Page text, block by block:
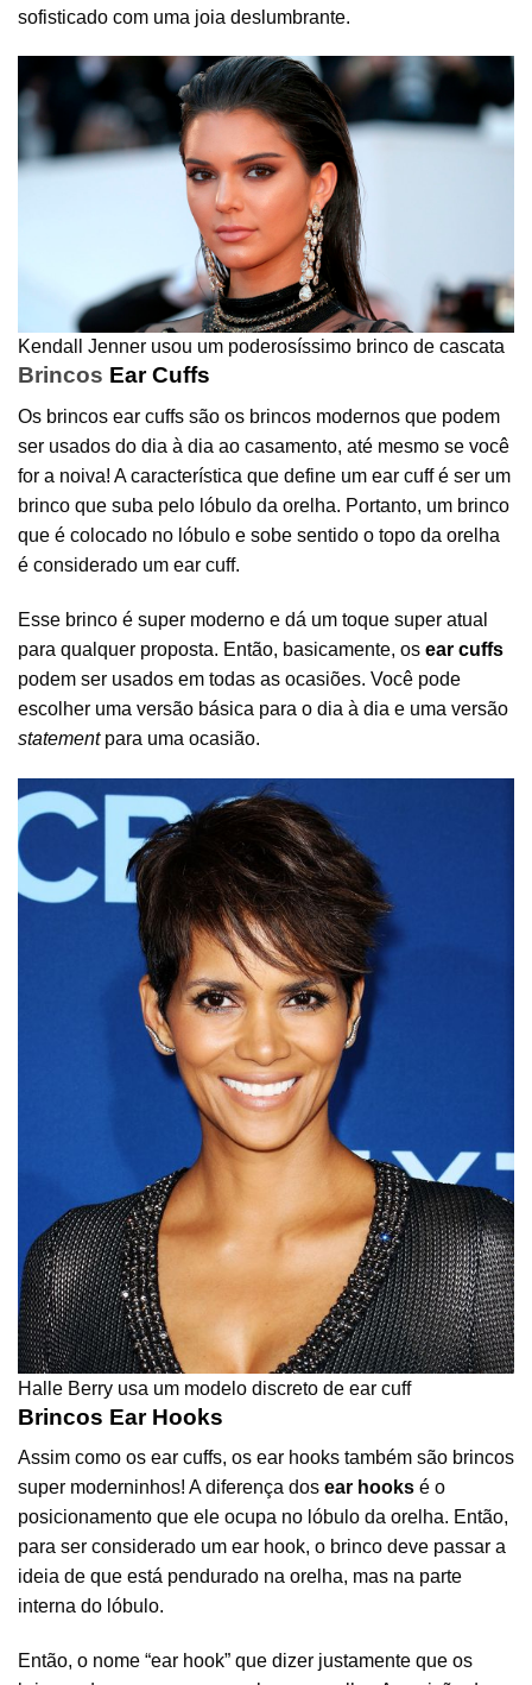
sofisticado com uma joia deslumbrante.
Kendall Jenner usou um poderosíssimo brinco de cascata
Brincos Ear Cuffs
Os brincos ear cuffs são os brincos modernos que podem
ser usados do dia à dia ao casamento, até mesmo se você
for a noiva! A característica que define um ear cuff é ser um
brinco que suba pelo lóbulo da orelha. Portanto, um brinco
que é colocado no lóbulo e sobe sentido o topo da orelha
é considerado um ear cuff.
Esse brinco é super moderno e dá um toque super atual
para qualquer proposta. Então, basicamente, os ear cuffs
podem ser usados em todas as ocasiões. Você pode
escolher uma versão básica para o dia à dia e uma versão
statementpara uma ocasião.
Halle Berry usa um modelo discreto de ear cuff
Brincos Ear Hooks
Assim como os ear cuffs, os ear hooks também são brincos
super moderninhos! A diferença dos ear hooks é o
posicionamento que ele ocupa no lóbulo da orelha. Então,
para ser considerado um ear hook, o brinco deve passar a
ideia de que está pendurado na orelha, mas na parte
interna do lóbulo.
Então, o nome “ear hook” que dizer justamente que os